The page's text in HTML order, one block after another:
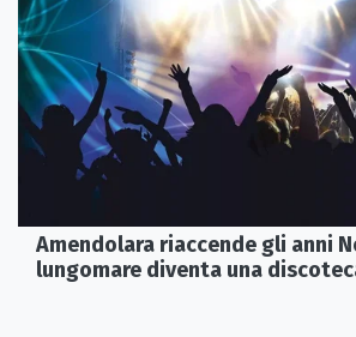
Amendolara riaccende gli anni
lungomare diventa una